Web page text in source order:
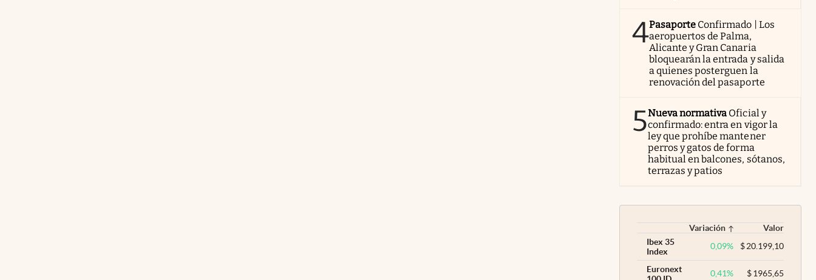
4Pasaporte Confirmado | Los
aeropuertos de Palma,
Alicante y Gran Canaria
bloquearán la entrada y salida
a quienes posterguen la
renovación del pasaporte
5Nueva normativa Oficial y
confirmado: entra en vigor la
ley que prohíbe mantener
perros y gatos de forma
habitual en balcones, sótanos,
terrazas y patios
Variación
Valor
Ibex 35
Index
0,09% $20.199,10
Euronext
0,41% $1965,65